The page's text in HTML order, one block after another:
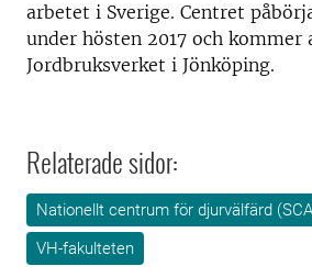
arbetet i Sverige. Centret
under hösten 2017 och kommer
Jordbruksverket i Jönköping.
Relaterade sidor:
Nationellt centrum för djurvälfärd
VH-fakulteten